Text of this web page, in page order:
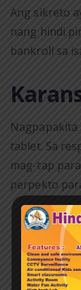
Ang sikreto
nang hindi
bankroll sa
tablet. Sa
mag-tap
perpekto
Hindi
lumang